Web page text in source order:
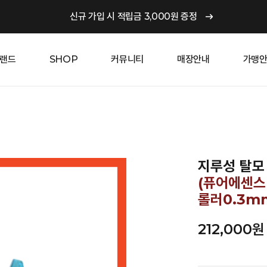
신규 가입 시 적립금 3,000원 증정
드 SHOP 커뮤니티 매장안내 가맹
지루성 탈
(퓨어에센
롤러
212,000원